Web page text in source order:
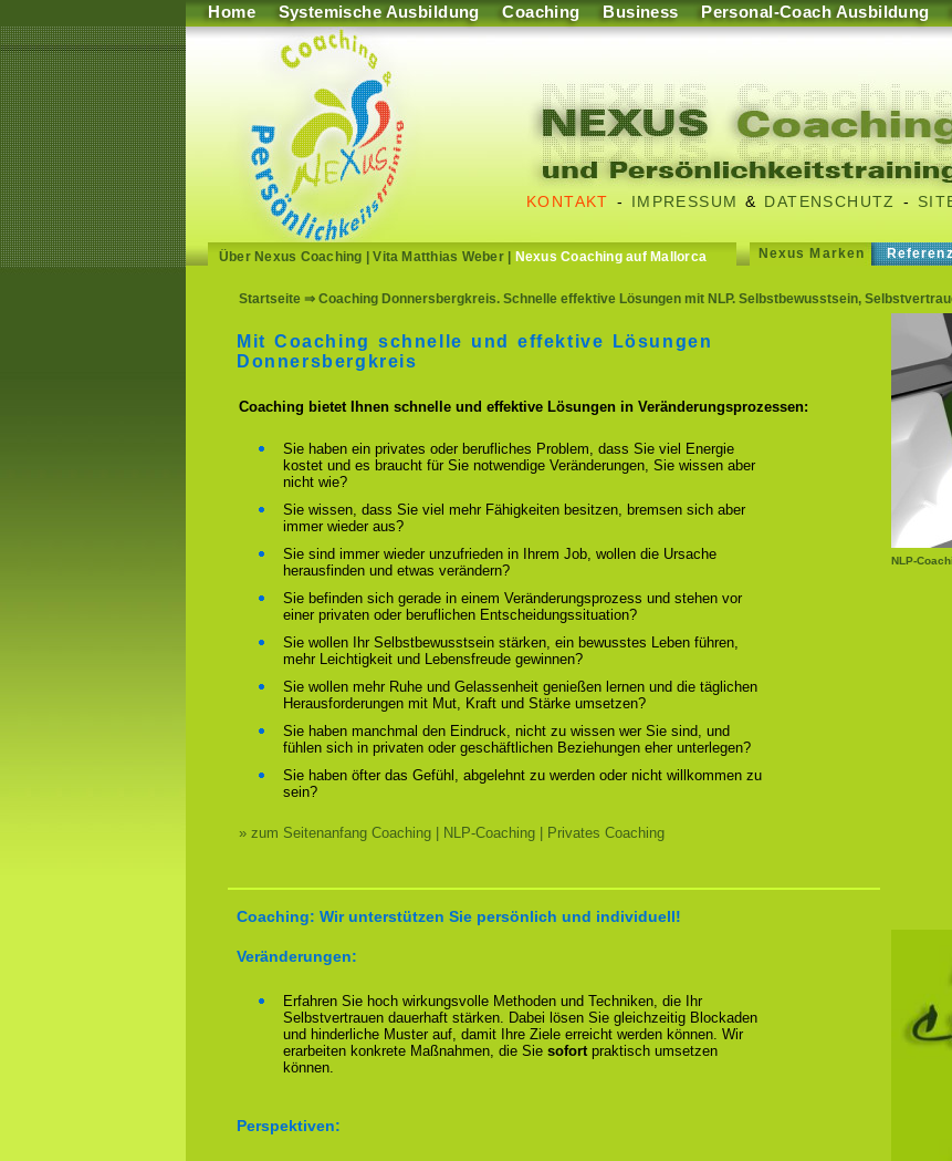
Home Systemische Ausbildung Coaching Business Personal-Coach Ausbildung
KONTAKT - IMPRESSUM & DATENSCHUTZ -
Über Nexus Coaching |Vita Matthias Weber| Nexus Coaching auf Mallorca Nexus Marken
Startseite ⇒ Coaching Donnersbergkreis. Schnelle effektive Lösungen mit NLP. Selbstbewusstsein,
NLP-
Mit Coaching schnelle und effektive Lösungen
Donnersbergkreis
Coaching bietet Ihnen schnelle und effektive Lösungen in Veränderungsprozessen:
Sie haben ein privates oder berufliches Problem, dass Sie viel Energie
kostet und es braucht für Sie notwendige Veränderungen, Sie wissen aber
nicht wie?
Sie wissen, dass Sie viel mehr Fähigkeiten besitzen, bremsen sich aber
immer wieder aus?
Sie sind immer wieder unzufrieden in Ihrem Job, wollen die Ursache
herausfinden und etwas verändern?
Sie befinden sich gerade in einem Veränderungsprozess und stehen vor
einer privaten oder beruflichen Entscheidungssituation?
Sie wollen Ihr Selbstbewusstsein stärken, ein bewusstes Leben führen,
mehr Leichtigkeit und Lebensfreude gewinnen?
Sie wollen mehr Ruhe und Gelassenheit genießen lernen und die täglichen
Herausforderungen mit Mut, Kraft und Stärke umsetzen?
Sie haben manchmal den Eindruck, nicht zu wissen wer Sie sind, und
fühlen sich in privaten oder geschäftlichen Beziehungen eher unterlegen?
Sie haben öfter das Gefühl, abgelehnt zu werden oder nicht willkommen zu
sein?
» zum Seitenanfang Coaching | NLP-Coaching | Privates Coaching
Coaching: Wir unterstützen Sie persönlich und individuell!
Veränderungen:
Erfahren Sie hoch wirkungsvolle Methoden und Techniken, die Ihr
Selbstvertrauen dauerhaft stärken. Dabei lösen Sie gleichzeitig Blockaden
und hinderliche Muster auf, damit Ihre Ziele erreicht werden können. Wir
erarbeiten konkrete Maßnahmen, die Sie sofortpraktisch umsetzen
können.
Perspektiven: